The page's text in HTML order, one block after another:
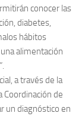
conocer las
diabetes,
hábitos
alimentación
a través de la
Coordinación de
un diagnóstico en